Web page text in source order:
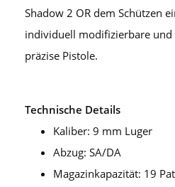
Shadow 2 OR dem Schützen
individuell modifizierbare und
präzise Pistole.
Technische Details
Kaliber: 9 mm Luger
Abzug: SA/DA
Magazinkapazität: 19